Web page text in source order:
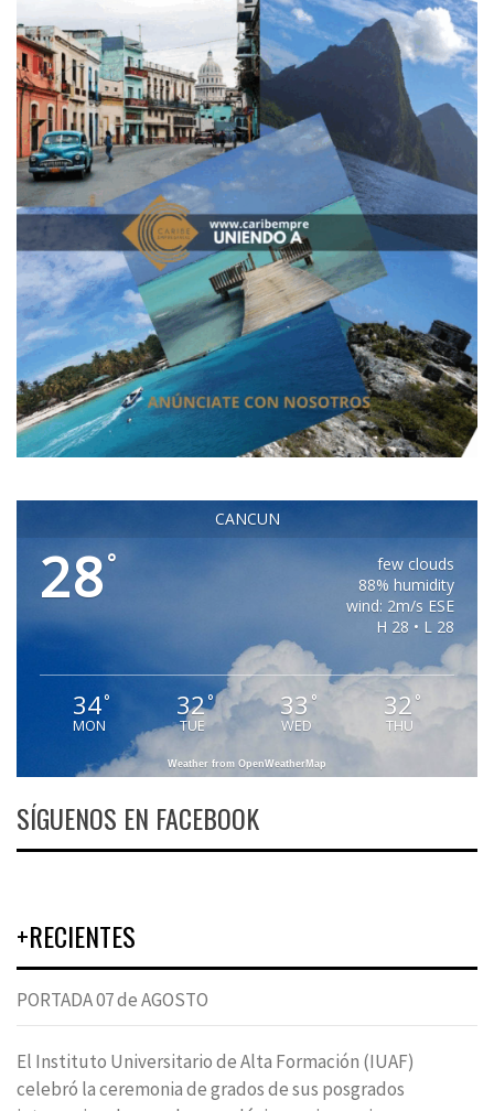
CANCUN
28°
few clouds
88% humidity
wind: 2m/s ESE
H 28 • L 28
34°
MON
32°
TUE
33 °
WED
32 °
THU
Weather from OpenWeatherMap
SÍGUENOS EN FACEBOOK
+RECIENTES
PORTADA 07 de AGOSTO
El Instituto Universitario de Alta Formación (IUAF)
celebró la ceremonia de grados de sus posgrados